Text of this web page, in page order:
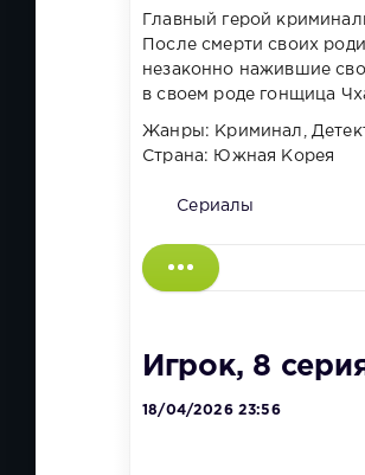
Главный герой
После смерти своих
незаконно нажившие
в своем роде гонщица
Жанры: Криминал,
Страна: Южная Корея
Сериалы
Игрок, 8
18/04/2026 23:56